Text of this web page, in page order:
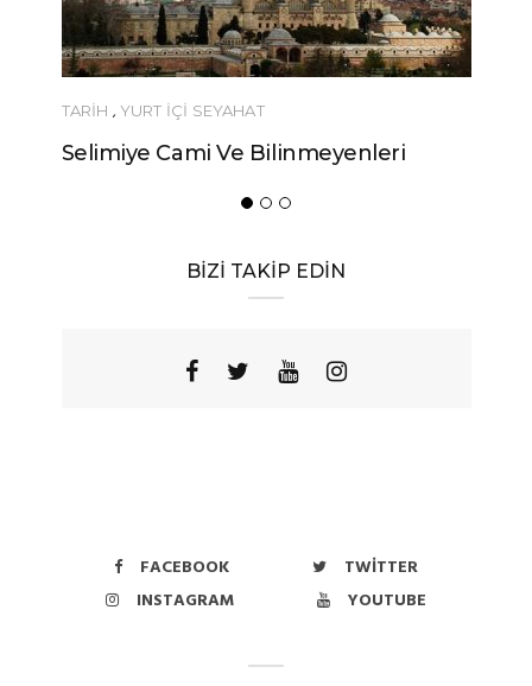
TARİH , YURT İÇİ SEYAHAT
Selimiye Cami Ve Bilinmeyenleri
BİZİ TAKİP EDİN
FACEBOOK
TWITTER
INSTAGRAM
YOUTUBE